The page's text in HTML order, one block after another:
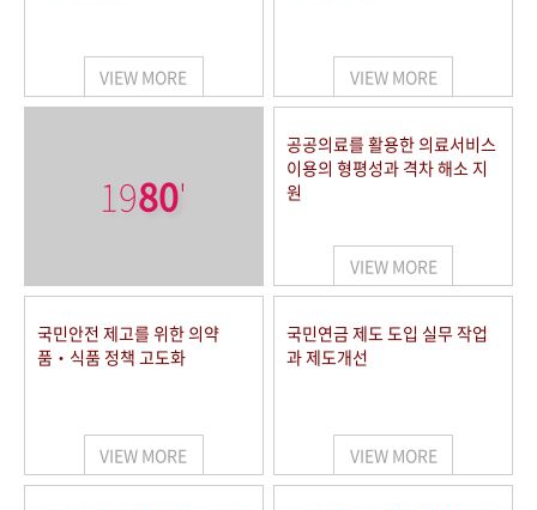
VIEW MORE VIEW MORE
1980'
공공의료를 활용한 의료서비스
이용의 형평성과 격차 해소 지
원
VIEW MORE
국민안전 제고를 위한 의약
품‧식품 정책 고도화
VIEW MORE
국민연금 제도 도입 실무 작업
과 제도개선
VIEW MORE